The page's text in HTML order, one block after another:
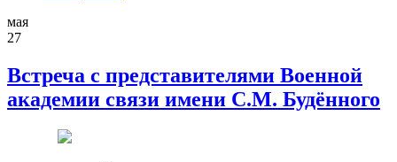
мая
27
Встреча с представителями Военной
академии связи имени С.М. Будённого